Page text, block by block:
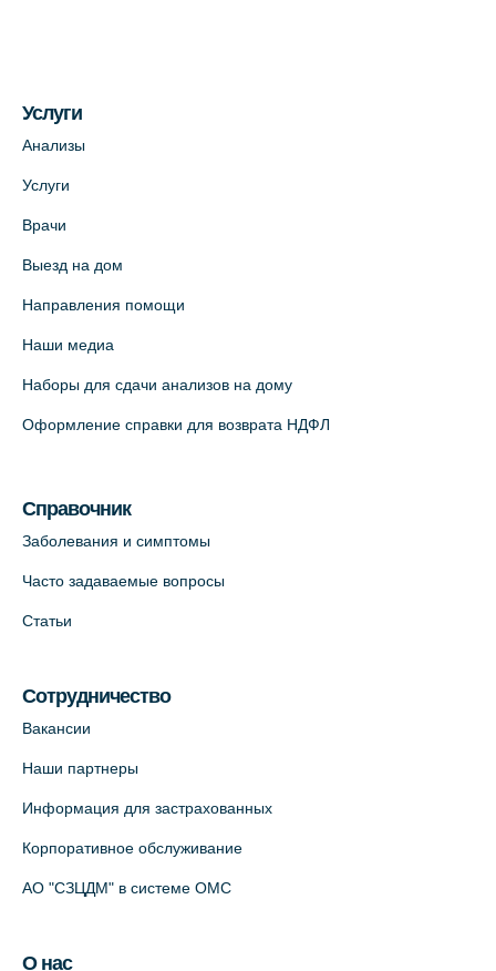
Медицинский центр на пр. Просвещения,
12к2 (официальный партнер)
Медицинский центр "Доктор Семейный"
(официальный партнер),
+7 (812) 664-55-80
На карте
+7 (812) 660-73-69
На карте
На карте
Лабораторный терминал на
партнёр)
+7 (812) 498-10-30
Услуги
Анализы
Услуги
Врачи
Выезд на дом
Направления помощи
Наши медиа
Наборы для сдачи анализов на дому
Оформление справки для возврата НДФЛ
Справочник
Заболевания и симптомы
Часто задаваемые вопросы
Статьи
Сотрудничество
Вакансии
Наши партнеры
Информация для застрахованных
Корпоративное обслуживание
АО "СЗЦДМ" в системе ОМС
О нас